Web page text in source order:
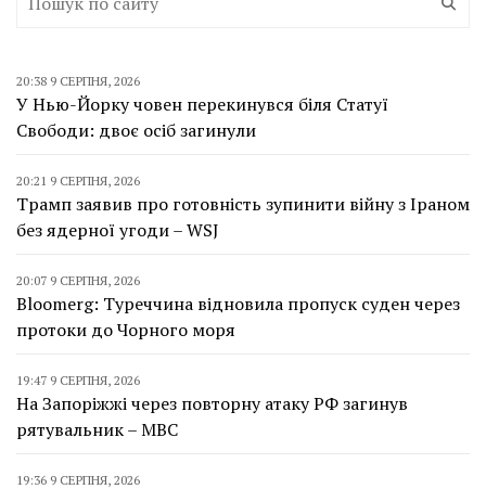
20:38 9 СЕРПНЯ, 2026
У Нью-Йорку човен перекинувся біля Статуї
Свободи: двоє осіб загинули
20:21 9 СЕРПНЯ, 2026
Трамп заявив про готовність зупинити війну з Іраном
без ядерної угоди – WSJ
20:07 9 СЕРПНЯ, 2026
Bloomerg: Туреччина відновила пропуск суден через
протоки до Чорного моря
19:47 9 СЕРПНЯ, 2026
На Запоріжжі через повторну атаку РФ загинув
рятувальник – МВС
19:36 9 СЕРПНЯ, 2026